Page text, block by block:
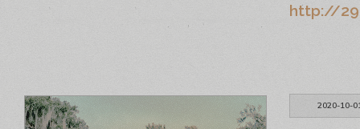
http://
2020-10-